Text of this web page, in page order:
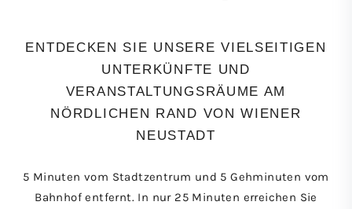
ENTDECKEN SIE UNSERE VIELSEITIGEN
UNTERKÜNFTE UND
VERANSTALTUNGSRÄUME AM
NÖRDLICHEN RAND VON WIENER
NEUSTADT
5 Minuten vom Stadtzentrum und 5 Gehminuten vom
Bahnhof entfernt. In nur 25 Minuten erreichen Sie